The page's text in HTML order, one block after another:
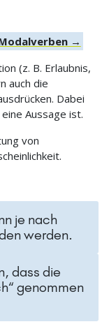
→
(z. B. Erlaubnis,
auch die
Dabei
Aussage ist.
von
je nach
werden.
dass die
genommen